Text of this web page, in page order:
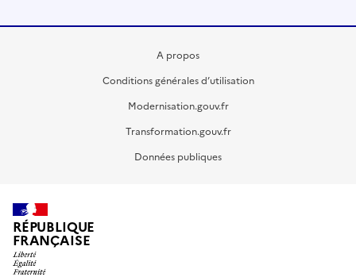
A propos
Conditions générales d’utilisation
Modernisation.gouv.fr
Transformation.gouv.fr
Données publiques
RÉPUBLIQUE
FRANÇAISE